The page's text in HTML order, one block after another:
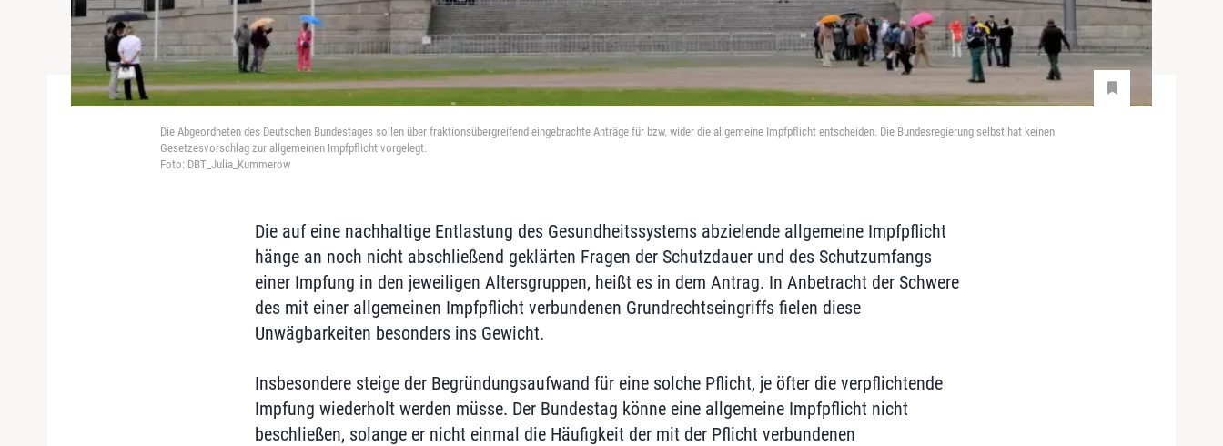
Die Abgeordneten des Deutschen Bundestages sollen über fraktionsübergreifend eingebrachte Anträge für bzw. wider die allgemeine Impfpflicht entscheiden. Die Bundesregierung selbst hat keinen
Gesetzesvorschlag zur allgemeinen Impfpflicht vorgelegt.
Foto: DBT_Julia_Kummerow
Die auf eine nachhaltige Entlastung des Gesundheitssystems abzielende allgemeine Impfpflicht
hänge an noch nicht abschließend geklärten Fragen der Schutzdauer und des Schutzumfangs
einer Impfung in den jeweiligen Altersgruppen, heißt es in dem Antrag. In Anbetracht der Schwere
des mit einer allgemeinen Impfpflicht verbundenen Grundrechtseingriffs fielen diese
Unwägbarkeiten besonders ins Gewicht.
Insbesondere steige der Begründungsaufwand für eine solche Pflicht, je öfter die verpflichtende
Impfung wiederholt werden müsse. Der Bundestag könne eine allgemeine Impfpflicht nicht
beschließen, solange er nicht einmal die Häufigkeit der mit der Pflicht verbundenen